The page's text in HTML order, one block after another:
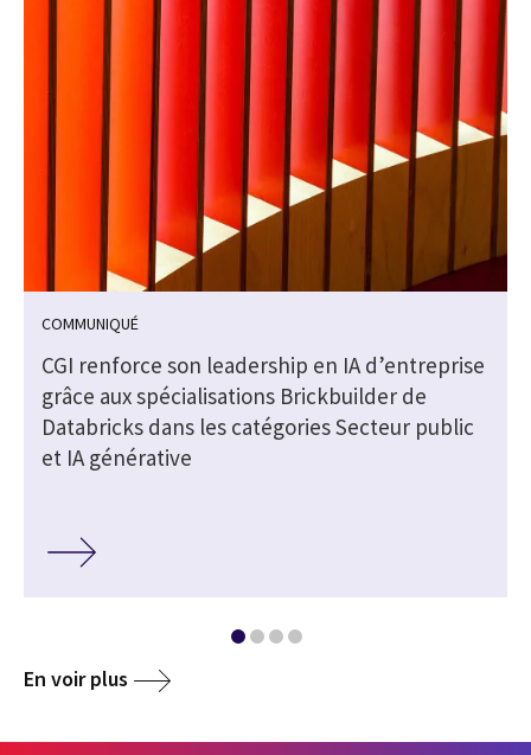
COMMUNIQUÉ
CGI renforce son leadership en IA d’entreprise
grâce aux spécialisations Brickbuilder de
Databricks dans les catégories Secteur public
et IA générative
En voir plus